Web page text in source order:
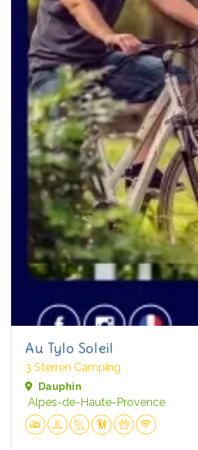
Au Tylo Soleil
3 Sterren Camping
Dauphin
Alpes-de-Haute-Provence